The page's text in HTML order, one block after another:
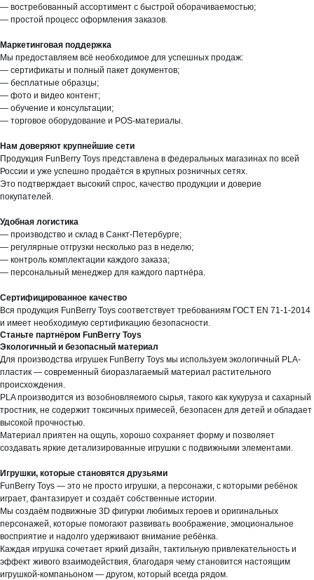
— востребованный ассортимент с быстрой оборачиваемостью;
— простой процесс оформления заказов.
Маркетинговая поддержка
Мы предоставляем всё необходимое для успешных продаж:
— сертификаты и полный пакет документов;
— бесплатные образцы;
— фото и видео контент;
— обучение и консультации;
— торговое оборудование и POS-материалы.
Нам доверяют крупнейшие сети
Продукция FunBerry Toys представлена в федеральных магазинах по всей
России и уже успешно продаётся в крупных розничных сетях.
Это подтверждает высокий спрос, качество продукции и доверие
покупателей.
Удобная логистика
— производство и склад в Санкт-Петербурге;
— регулярные отгрузки несколько раз в неделю;
— контроль комплектации каждого заказа;
— персональный менеджер для каждого партнёра.
Сертифицированное качество
Вся продукция FunBerry Toys соответствует требованиям ГОСТ EN 71-1-2014
и имеет необходимую сертификацию безопасности.
Станьте партнёром FunBerry Toys
Экологичный и безопасный материал
Для производства игрушек FunBerry Toys мы используем экологичный PLA-
пластик — современный биоразлагаемый материал растительного
происхождения.
PLA производится из возобновляемого сырья, такого как кукуруза и сахарный
тростник, не содержит токсичных примесей, безопасен для детей и обладает
высокой прочностью.
Материал приятен на ощупь, хорошо сохраняет форму и позволяет
создавать яркие детализированные игрушки с подвижными элементами.
Игрушки, которые становятся друзьями
FunBerry Toys — это не просто игрушки, а персонажи, с которыми ребёнок
играет, фантазирует и создаёт собственные истории.
Мы создаём подвижные 3D фигурки любимых героев и оригинальных
персонажей, которые помогают развивать воображение, эмоциональное
восприятие и надолго удерживают внимание ребёнка.
Каждая игрушка сочетает яркий дизайн, тактильную привлекательность и
эффект живого взаимодействия, благодаря чему становится настоящим
игрушкой-компаньоном — другом, который всегда рядом.